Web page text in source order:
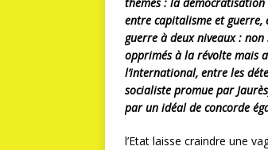
thèmes : la démocratisation
entre capitalisme et guerre,
guerre à deux niveaux :
opprimés à la révolte mais
l’international, entre les
socialiste promue par
par un idéal de concorde
l’Etat laisse craindre une